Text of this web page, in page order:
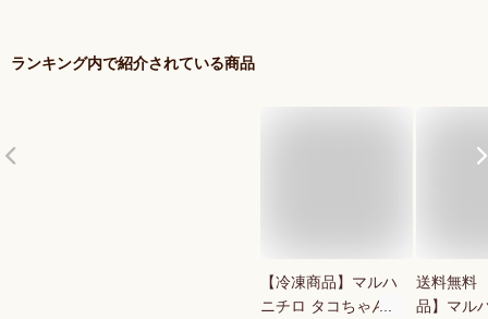
ランキング内で紹介されている商品
【冷凍商品】マルハ
ニチロ タコちゃんウ
送料無料
品】マル